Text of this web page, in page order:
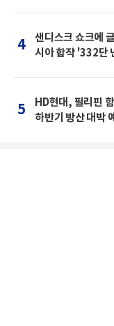
4
샌디스크 쇼크에
시아 합작 '332단
5
HD현대, 필리핀
하반기 방산 대박